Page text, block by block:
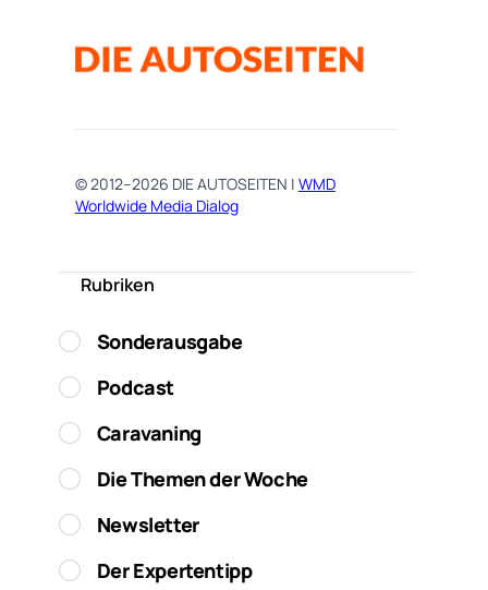
© 2012–2026 DIE AUTOSEITEN | WMD
Worldwide Media Dialog
Rubriken
Sonderausgabe
Podcast
Caravaning
Die Themen der Woche
Newsletter
Der Expertentipp